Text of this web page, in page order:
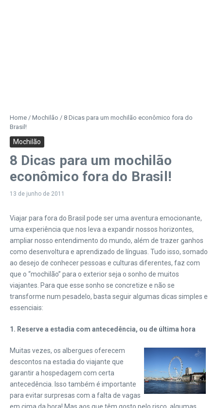
Home / Mochilão / 8 Dicas para um mochilão econômico fora do
Brasil!
Mochilão
8 Dicas para um mochilão
econômico fora do Brasil!
13 de junho de 2011
Viajar para fora do Brasil pode ser uma aventura emocionante,
uma experiência que nos leva a expandir nossos horizontes,
ampliar nosso entendimento do mundo, além de trazer ganhos
como desenvoltura e aprendizado de línguas. Tudo isso, somado
ao desejo de conhecer pessoas e culturas diferentes, faz com
que o “mochilão” para o exterior seja o sonho de muitos
viajantes. Para que esse sonho se concretize e não se
transforme num pesadelo, basta seguir algumas dicas simples e
essenciais:
1. Reserve a estadia com antecedência, ou de última hora
Muitas vezes, os albergues oferecem
descontos na estadia do viajante que
garantir a hospedagem com certa
antecedência. Isso também é importante
para evitar surpresas com a falta de vagas